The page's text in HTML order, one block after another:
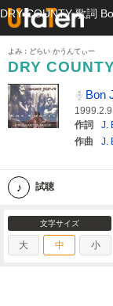
よみ：どらい かうんてぃー
DRY
Bon
作詞
J.
作曲
J.
試聴
文字サイズ
大 中 小